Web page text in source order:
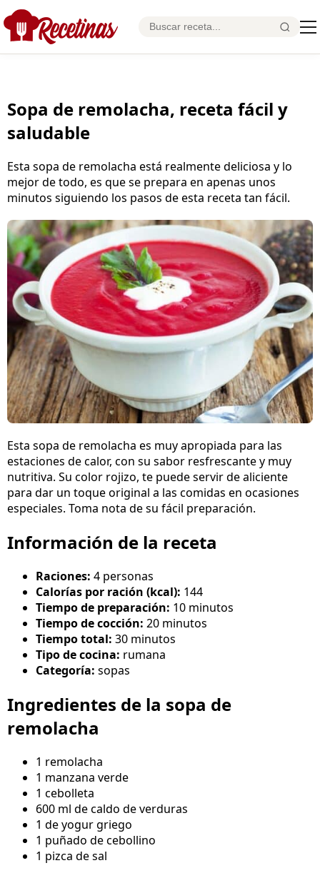
Sopa de remolacha, receta fácil y
saludable
Esta sopa de remolacha está realmente deliciosa y lo
mejor de todo, es que se prepara en apenas unos
minutos siguiendo los pasos de esta receta tan fácil.
Esta sopa de remolacha es muy apropiada para las
estaciones de calor, con su sabor resfrescante y muy
nutritiva. Su color rojizo, te puede servir de aliciente
para dar un toque original a las comidas en ocasiones
especiales. Toma nota de su fácil preparación.
Información de la receta
Raciones: 4 personas
Calorías por ración (kcal): 144
Tiempo de preparación: 10 minutos
Tiempo de cocción: 20 minutos
Tiempo total: 30 minutos
Tipo de cocina: rumana
Categoría: sopas
Ingredientes de la sopa de
remolacha
1 remolacha
1 manzana verde
1 cebolleta
600 ml de caldo de verduras
1 de yogur griego
1 puñado de cebollino
1 pizca de sal